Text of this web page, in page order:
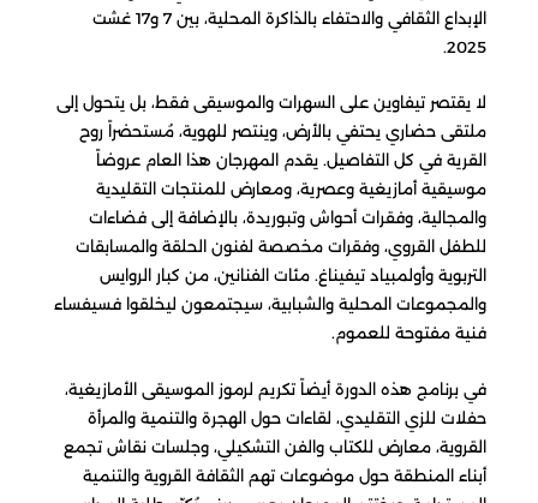
الإبداع الثقافي والاحتفاء بالذاكرة المحلية، بين 7 و17 غشت
2025.
لا يقتصر تيفاوين على السهرات والموسيقى فقط، بل يتحول إلى
ملتقى حضاري يحتفي بالأرض، وينتصر للهوية، مُستحضراً روح
القرية في كل التفاصيل. يقدم المهرجان هذا العام عروضاً
موسيقية أمازيغية وعصرية، ومعارض للمنتجات التقليدية
والمجالية، وفقرات أحواش وتبوريدة، بالإضافة إلى فضاءات
للطفل القروي، وفقرات مخصصة لفنون الحلقة والمسابقات
التربوية وأولمبياد تيفيناغ. مئات الفنانين، من كبار الروايس
والمجموعات المحلية والشبابية، سيجتمعون ليخلقوا فسيفساء
فنية مفتوحة للعموم.
في برنامج هذه الدورة أيضاً تكريم لرموز الموسيقى الأمازيغية،
حفلات للزي التقليدي، لقاءات حول الهجرة والتنمية والمرأة
القروية، معارض للكتاب والفن التشكيلي، وجلسات نقاش تجمع
أبناء المنطقة حول موضوعات تهم الثقافة القروية والتنمية